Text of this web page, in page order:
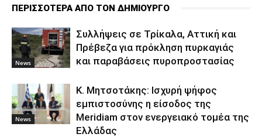
ΠΕΡΙΣΣΟΤΕΡΑ ΑΠΟ ΤΟΝ ΔΗΜΙΟΥΡΓΟ
News
Συλλήψεις σε Τρίκαλα, Αττική και
Πρέβεζα για πρόκληση πυρκαγιάς
και παραβάσεις πυροπροστασίας
News
Κ. Μητσοτάκης: Ισχυρή ψήφος
εμπιστοσύνης η είσοδος της
Meridiam στον ενεργειακό τομέα της
Ελλάδας